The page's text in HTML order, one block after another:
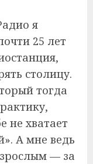
я
25 лет
столицу.
тогда
не хватает
А мне ведь
— за